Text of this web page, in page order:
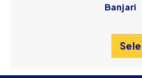
Banjari